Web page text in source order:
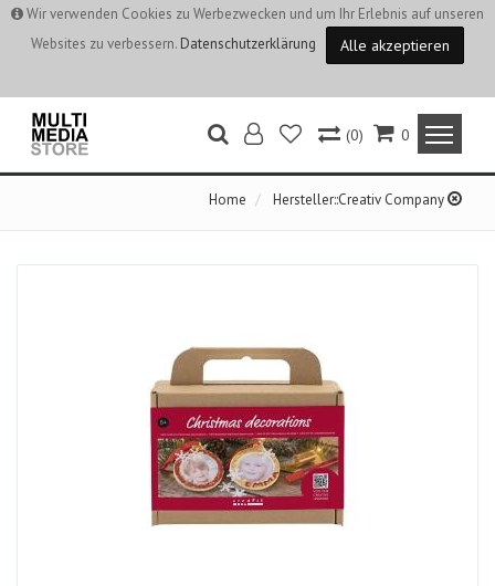
Wir verwenden Cookies zu Werbezwecken und um Ihr Erlebnis auf unseren
Websites zu verbessern. Datenschutzerklärung Alle akzeptieren
0
(0)
Home Hersteller::Creativ Company